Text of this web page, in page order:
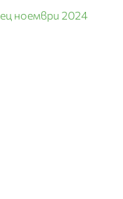
ноември 2024